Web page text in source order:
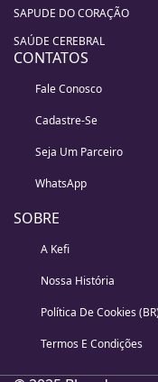
SAPUDE DO CORAÇÃO
SAÚDE CEREBRAL
CONTATOS
Fale Conosco
Cadastre-Se
Seja Um Parceiro
WhatsApp
SOBRE
A Kefi
Nossa História
Política De Cookies (BR)
Termos E Condições